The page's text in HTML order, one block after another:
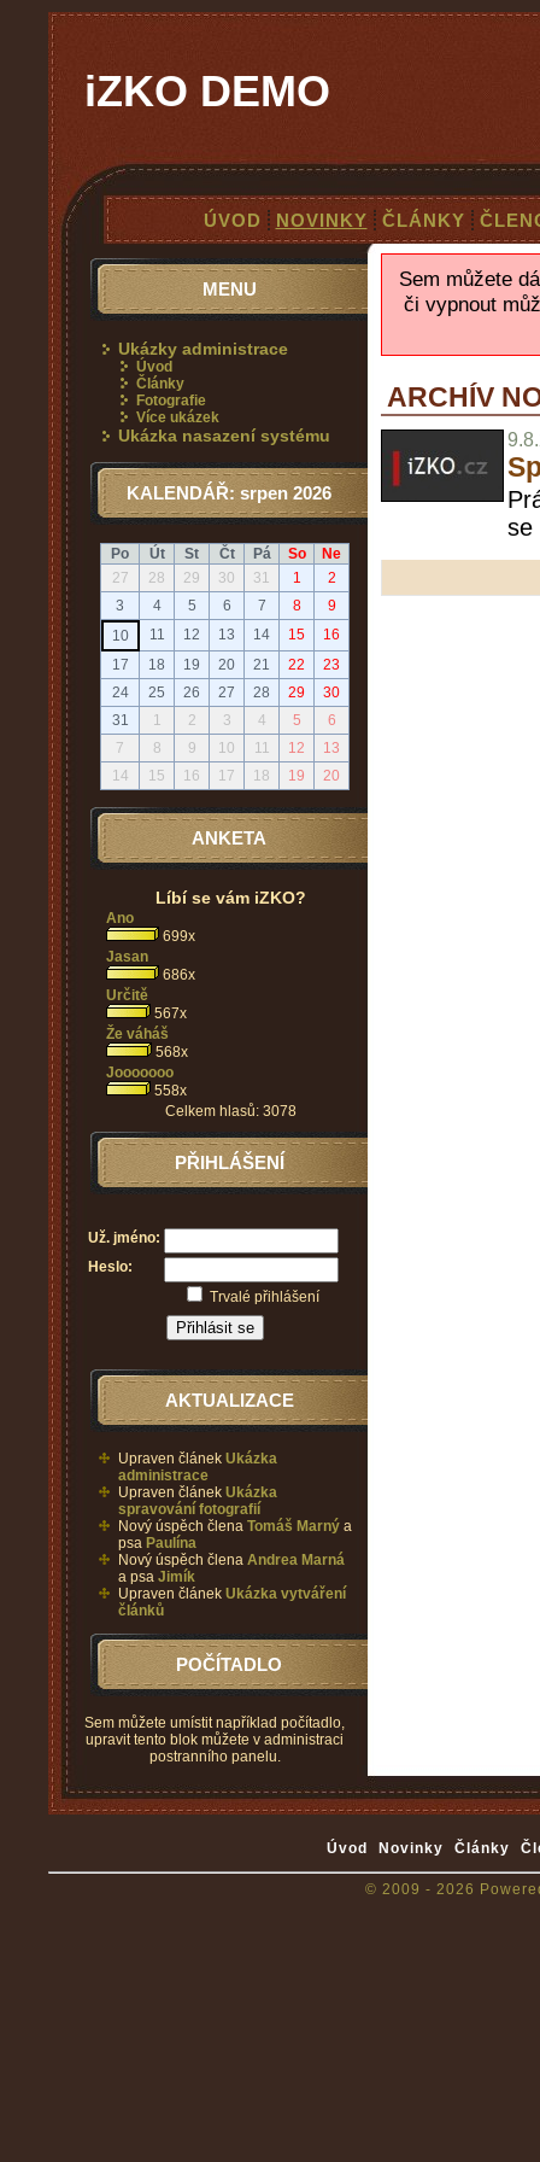
iZKO DEMO
ÚVOD NOVINKY ČLÁNKY
Sem můžete
či vypnout
ARCHÍV
se
MENU
Ukázky administrace
Úvod
Články
Fotografie
Více ukázek
Ukázka nasazení systému
KALENDÁŘ: srpen 2026
Po Út St Čt Pá So
Ne
27
28 29 30 31 1
2
3
4 5 6 7 8
9
10
11 12 13 14 15
16
17
18 19 20 21 22
23
24
25 26 27 28 29
30
31
1 2 3 4 5
6
7
8 9 10 11 12
13
14
15 16 17 18 19 20
ANKETA
Líbí se vám iZKO?
Ano
699x
Jasan
686x
Určitě
567x
Že váháš
568x
Jooooooo
558x
Celkem hlasů: 3078
PŘIHLÁŠENÍ
Už. jméno:
Heslo:
Trvalé přihlášení
AKTUALIZACE
Upraven článek Ukázka
administrace
Upraven článek Ukázka
spravování fotografií
Nový úspěch člena Tomáš Marný a
psa Paulína
Nový úspěch člena Andrea Marná
a psa Jimík
Upraven článek Ukázka vytváření
článků
POČÍTADLO
Sem můžete umístit například počítadlo,
upravit tento blok můžete v administraci
postranního panelu.
Úvod Novinky Články
© 2009 - 2026